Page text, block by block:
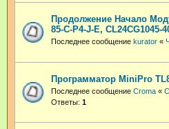
Продолжение Начало
85-C-P4-J-E, CL24CG1045-
Последнее сообщение kurator «
Программатор MiniPro
Последнее сообщение Croma «
Ответы: 1